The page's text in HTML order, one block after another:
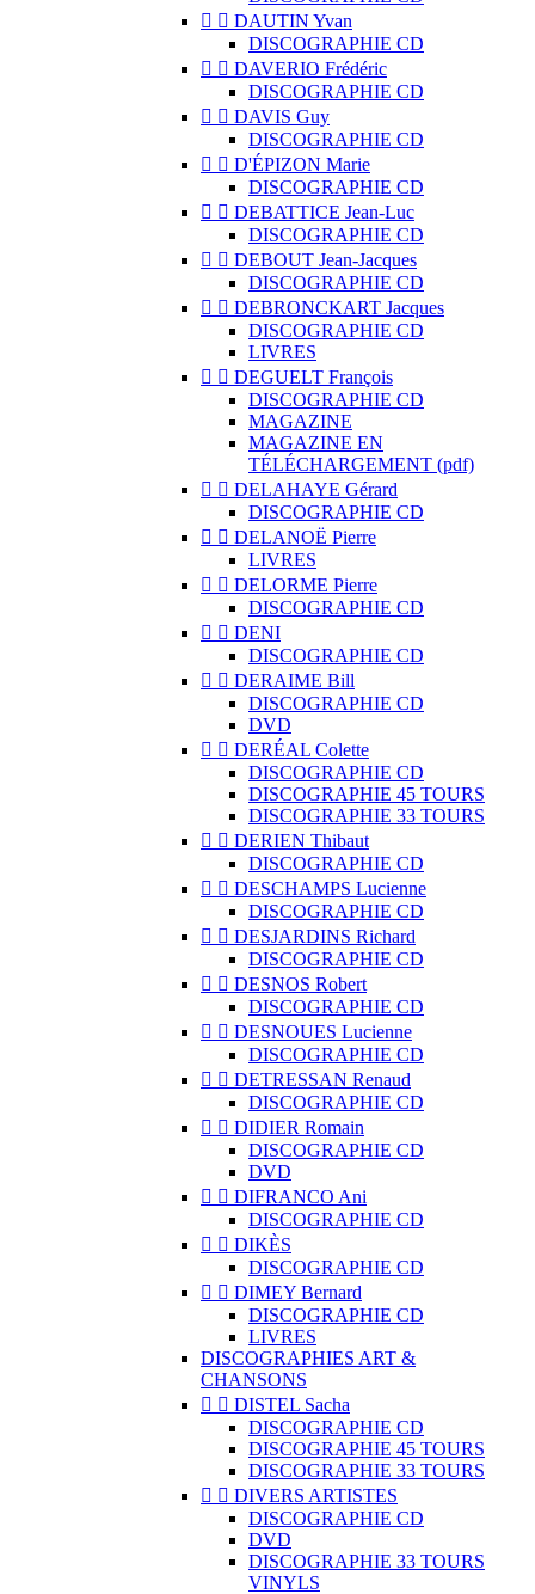
  DAUTIN Yvan
DISCOGRAPHIE CD
  DAVERIO Frédéric
DISCOGRAPHIE CD
  DAVIS Guy
DISCOGRAPHIE CD
  D'ÉPIZON Marie
DISCOGRAPHIE CD
  DEBATTICE Jean-Luc
DISCOGRAPHIE CD
  DEBOUT Jean-Jacques
DISCOGRAPHIE CD
  DEBRONCKART Jacques
DISCOGRAPHIE CD
LIVRES
  DEGUELT François
DISCOGRAPHIE CD
MAGAZINE
MAGAZINE EN
TÉLÉCHARGEMENT (pdf)
  DELAHAYE Gérard
DISCOGRAPHIE CD
  DELANOË Pierre
LIVRES
  DELORME Pierre
DISCOGRAPHIE CD
  DENI
DISCOGRAPHIE CD
  DERAIME Bill
DISCOGRAPHIE CD
DVD
  DERÉAL Colette
DISCOGRAPHIE CD
DISCOGRAPHIE 45 TOURS
DISCOGRAPHIE 33 TOURS
  DERIEN Thibaut
DISCOGRAPHIE CD
  DESCHAMPS Lucienne
DISCOGRAPHIE CD
  DESJARDINS Richard
DISCOGRAPHIE CD
  DESNOS Robert
DISCOGRAPHIE CD
  DESNOUES Lucienne
DISCOGRAPHIE CD
  DETRESSAN Renaud
DISCOGRAPHIE CD
  DIDIER Romain
DISCOGRAPHIE CD
DVD
  DIFRANCO Ani
DISCOGRAPHIE CD
  DIKÈS
DISCOGRAPHIE CD
  DIMEY Bernard
DISCOGRAPHIE CD
LIVRES
DISCOGRAPHIES ART &
CHANSONS
  DISTEL Sacha
DISCOGRAPHIE CD
DISCOGRAPHIE 45 TOURS
DISCOGRAPHIE 33 TOURS
  DIVERS ARTISTES
DISCOGRAPHIE CD
DVD
DISCOGRAPHIE 33 TOURS
VINYLS